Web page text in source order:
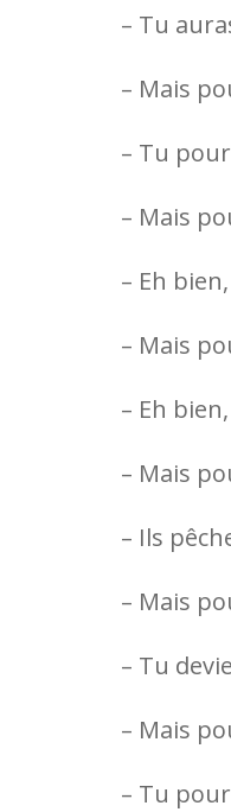
– Tu
– Mais
– Tu
– Mais
– Eh
– Mais
– Eh
– Mais
– Ils
– Mais
– Tu
– Mais
– Tu